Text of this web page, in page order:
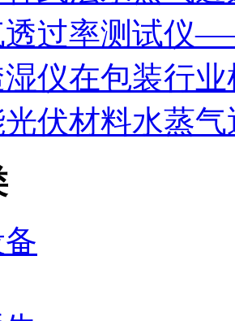
透过率测试仪
仪在包装行
伏材料水蒸